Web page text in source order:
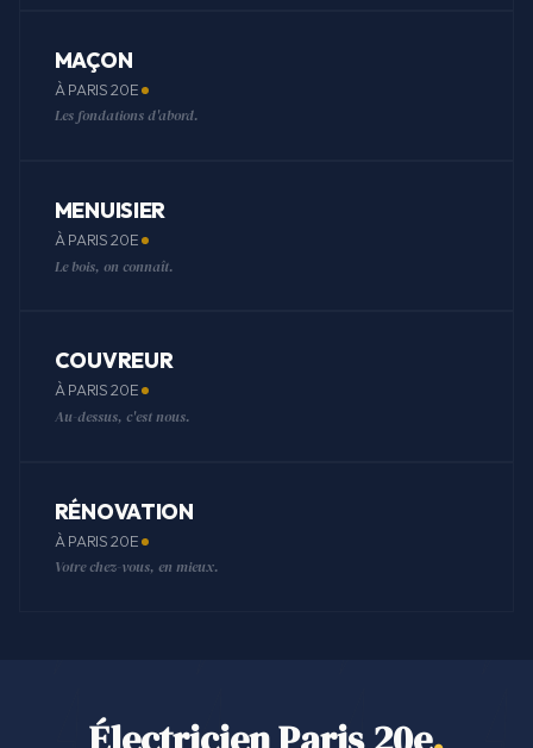
MAÇON
À PARIS 20E
Les fondations d'abord.
MENUISIER
À PARIS 20E
Le bois, on connaît.
COUVREUR
À PARIS 20E
Au-dessus, c'est nous.
RÉNOVATION
À PARIS 20E
Votre chez-vous, en mieux.